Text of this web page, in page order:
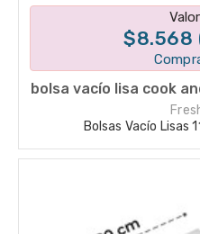
Disponible
$8.568
bolsa vacío lisa cook
Bolsas Vacío Lisas